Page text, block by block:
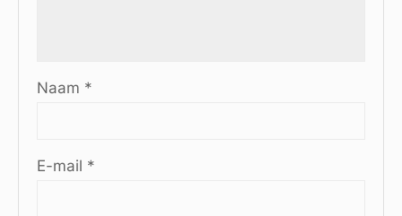
Naam *
E-mail *